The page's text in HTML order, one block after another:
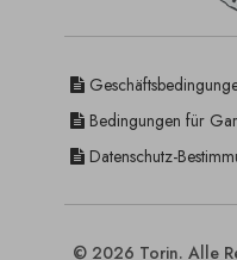
Bedingungen für
Datenschutz-
© 2026 Torin. Alle